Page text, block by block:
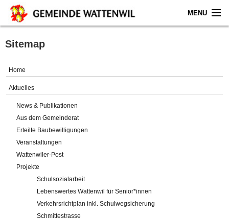
MENU
Home
Gemeinde
Verwaltung
Online-Service
Impressum
Sitemap
Home
Aktuelles
News & Publikationen
Aus dem Gemeinderat
Erteilte Baubewilligungen
Veranstaltungen
Wattenwiler-Post
Projekte
Schulsozialarbeit
Lebenswertes Wattenwil für Senior*innen
Verkehrsrichtplan inkl. Schulwegsicherung
Schmittestrasse